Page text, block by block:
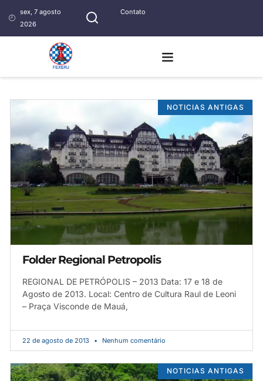
sex, 7 agosto
2026
Contato
NOTICIAS ANTIGAS
Folder Regional Petropolis
REGIONAL DE PETRÓPOLIS – 2013 Data: 17 e 18 de
Agosto de 2013. Local: Centro de Cultura Raul de Leoni
– Praça Visconde de Mauá,
22 de agosto de 2013 Nenhum comentário
NOTICIAS ANTIGAS